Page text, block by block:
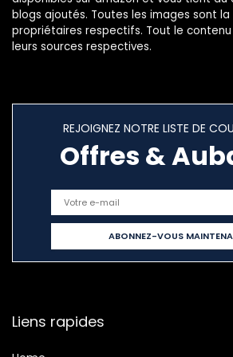
blogs ajoutés. Toutes les images sont
propriétaires respectifs. Tout le
leurs sources respectives.
REJOIGNEZ NOTRE LISTE DE
Offres &
Liens rapides